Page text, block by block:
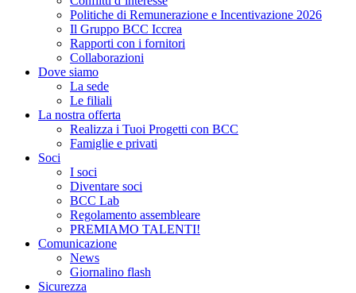
Politiche di Remunerazione e Incentivazione 2026
Il Gruppo BCC Iccrea
Rapporti con i fornitori
Collaborazioni
Dove siamo
La sede
Le filiali
La nostra offerta
Realizza i Tuoi Progetti con BCC
Famiglie e privati
Soci
I soci
Diventare soci
BCC Lab
Regolamento assembleare
PREMIAMO TALENTI!
Comunicazione
News
Giornalino flash
Sicurezza